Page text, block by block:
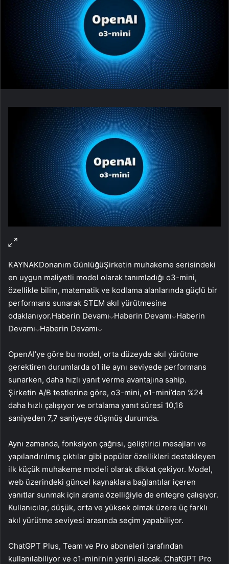
KAYNAKDonanım GünlüğüŞirketin muhakeme serisindeki
en uygun maliyetli model olarak tanımladığı o3-mini,
özellikle bilim, matematik ve kodlama alanlarında güçlü bir
performans sunarak STEM akıl yürütmesine
odaklanıyor.Haberin Devamı Haberin Devamı Haberin
Devamı Haberin Devamı
OpenAI’ye göre bu model, orta düzeyde akıl yürütme
gerektiren durumlarda o1 ile aynı seviyede performans
sunarken, daha hızlı yanıt verme avantajına sahip.
Şirketin A/B testlerine göre, o3-mini, o1-mini’den %24
daha hızlı çalışıyor ve ortalama yanıt süresi 10,16
saniyeden 7,7 saniyeye düşmüş durumda.
Aynı zamanda, fonksiyon çağrısı, geliştirici mesajları ve
yapılandırılmış çıktılar gibi popüler özellikleri destekleyen
ilk küçük muhakeme modeli olarak dikkat çekiyor. Model,
web üzerindeki güncel kaynaklara bağlantılar içeren
yanıtlar sunmak için arama özelliğiyle de entegre çalışıyor.
Kullanıcılar, düşük, orta ve yüksek olmak üzere üç farklı
akıl yürütme seviyesi arasında seçim yapabiliyor.
ChatGPT Plus, Team ve Pro aboneleri tarafından
kullanılabiliyor ve o1-mini’nin yerini alacak. ChatGPT Pro